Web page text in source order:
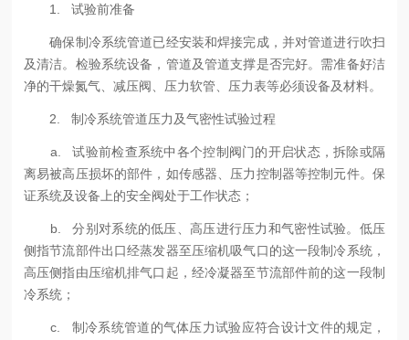
1. 试验前准备
确保制冷系统管道已经安装和焊接完成，并对管道进行吹扫
及清洁。检验系统设备，管道及管道支撑是否完好。需准备好洁
净的干燥氮气、减压阀、压力软管、压力表等必须设备及材料。
2. 制冷系统管道压力及气密性试验过程
a. 试验前检查系统中各个控制阀门的开启状态，拆除或隔
离易被高压损坏的部件，如传感器、压力控制器等控制元件。保
证系统及设备上的安全阀处于工作状态；
b. 分别对系统的低压、高压进行压力和气密性试验。低压
侧指节流部件出口经蒸发器至压缩机吸气口的这一段制冷系统，
高压侧指由压缩机排气口起，经冷凝器至节流部件前的这一段制
冷系统；
c. 制冷系统管道的气体压力试验应符合设计文件的规定，